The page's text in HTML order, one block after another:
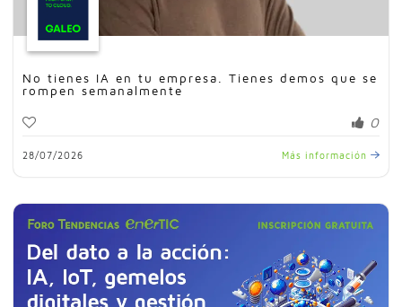
No tienes IA en tu empresa. Tienes demos que se
rompen semanalmente
0
28/07/2026 Más información